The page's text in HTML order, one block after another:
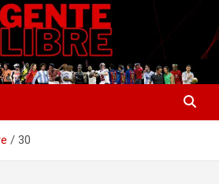
Digital
periodismo deportivo.
30